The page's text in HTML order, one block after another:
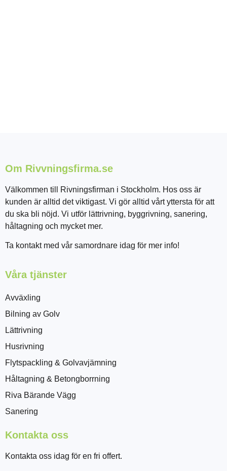
Om Rivvningsfirma.se
Välkommen till Rivningsfirman i Stockholm. Hos oss är
kunden är alltid det viktigast. Vi gör alltid vårt yttersta för att
du ska bli nöjd. Vi utför lättrivning, byggrivning, sanering,
håltagning och mycket mer.
Ta kontakt med vår samordnare idag för mer info!
Våra tjänster
Avväxling
Bilning av Golv
Lättrivning
Husrivning
Flytspackling & Golvavjämning
Håltagning & Betongborrning
Riva Bärande Vägg
Sanering
Kontakta oss
Kontakta oss idag för en fri offert.